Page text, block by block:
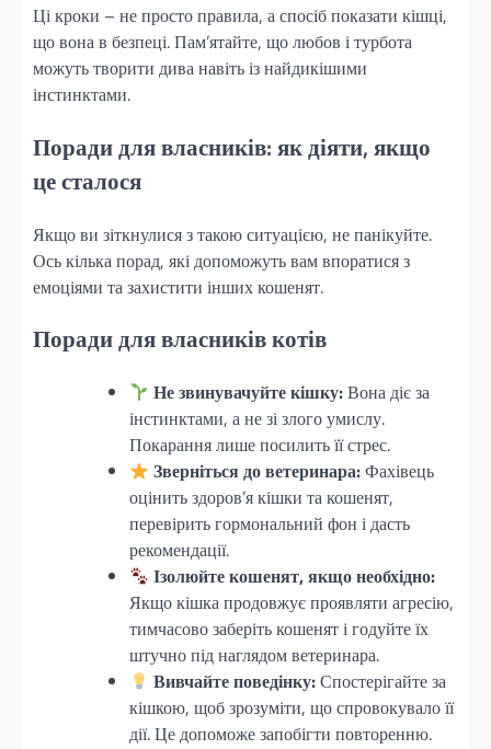
Ці кроки – не просто правила, а спосіб показати кішці,
що вона в безпеці. Пам’ятайте, що любов і турбота
можуть творити дива навіть із найдикішими
інстинктами.
Поради для власників: як діяти, якщо
це сталося
Якщо ви зіткнулися з такою ситуацією, не панікуйте.
Ось кілька порад, які допоможуть вам впоратися з
емоціями та захистити інших кошенят.
Поради для власників котів
Не звинувачуйте кішку:Вона діє за
інстинктами, а не зі злого умислу.
Покарання лише посилить її стрес.
Зверніться до ветеринара:Фахівець
оцінить здоров’я кішки та кошенят,
перевірить гормональний фон і дасть
рекомендації.
Ізолюйте кошенят, якщо необхідно:
Якщо кішка продовжує проявляти агресію,
тимчасово заберіть кошенят і годуйте їх
штучно під наглядом ветеринара.
Вивчайте поведінку:Спостерігайте за
кішкою, щоб зрозуміти, що спровокувало її
дії. Це допоможе запобігти повторенню.